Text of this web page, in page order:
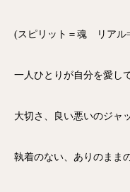
(スピリット＝魂 リアル
一人ひとりが自分を愛し
大切さ、良い悪いのジャ
執着のない、ありのまま